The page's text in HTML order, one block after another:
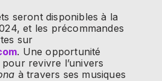
seront disponibles à la
et les précommandes
sur
. Une opportunité
revivre l’univers
à travers ses musiques